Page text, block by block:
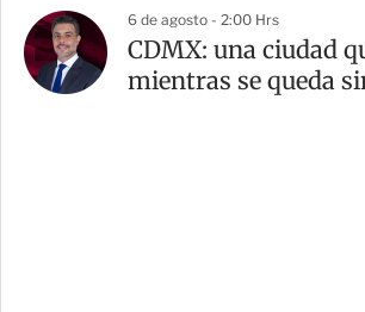
6 de agosto - 2:00 Hrs
CDMX: una ciudad
mientras se queda